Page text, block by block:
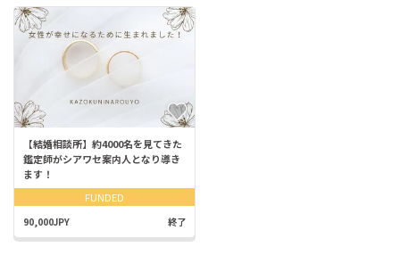
【結婚相談所】約4000名を見てきた
鑑定師がシアワセ案内人となり導き
ます！
FUNDED
90,000JPY 終了